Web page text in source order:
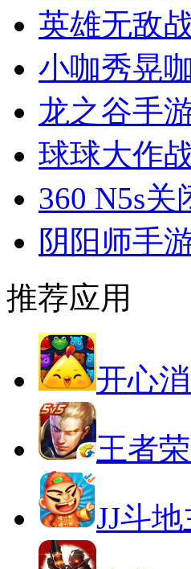
英雄无敌
小咖秀晃
龙之谷手
球球大作
360 N5s
阴阳师手
推荐应用
开心
王者
JJ斗地